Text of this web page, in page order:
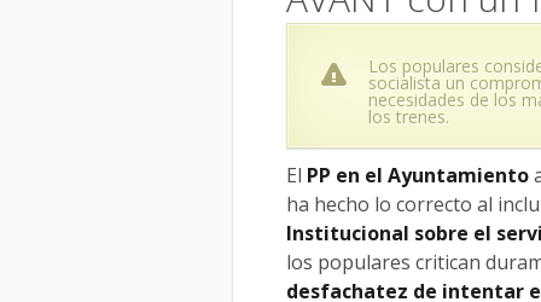
Los populares
socialista un
necesidades de los
los trenes.
El PP en el Ayuntamiento
ha hecho lo correcto al
Institucional sobre el
los populares critican
desfachatez de intentar